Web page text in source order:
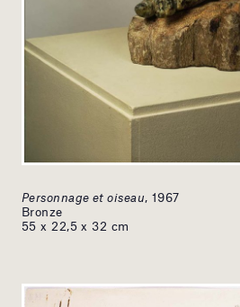
Personnage et oiseau, 1967
Bronze
55 x 22,5 x 32 cm